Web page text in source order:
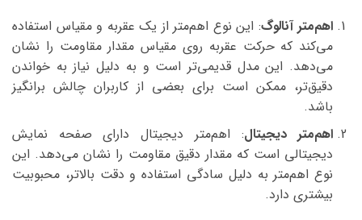
اهم‌متر آنالوگ: این نوع اهم‌متر از یک عقربه و مقیاس استفاده
می‌کند که حرکت عقربه روی مقیاس مقدار مقاومت را نشان
می‌دهد. این مدل قدیمی‌تر است و به دلیل نیاز به خواندن
دقیق‌تر، ممکن است برای بعضی از کاربران چالش برانگیز
باشد.
اهم‌متر دیجیتال: اهم‌متر دیجیتال دارای صفحه نمایش
دیجیتالی است که مقدار دقیق مقاومت را نشان می‌دهد. این
نوع اهم‌متر به دلیل سادگی استفاده و دقت بالاتر، محبوبیت
بیشتری دارد.